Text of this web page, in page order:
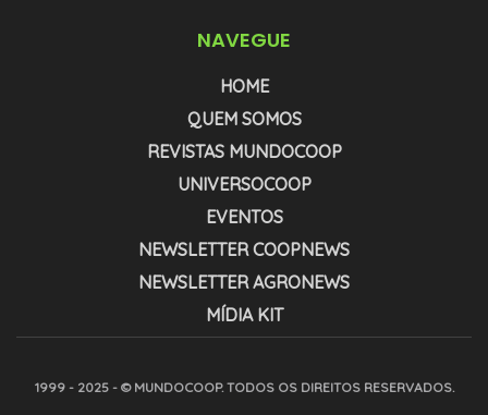
NAVEGUE
HOME
QUEM SOMOS
REVISTAS MUNDOCOOP
UNIVERSOCOOP
EVENTOS
NEWSLETTER COOPNEWS
NEWSLETTER AGRONEWS
MÍDIA KIT
1999 - 2025 - © MUNDOCOOP. TODOS OS DIREITOS RESERVADOS.